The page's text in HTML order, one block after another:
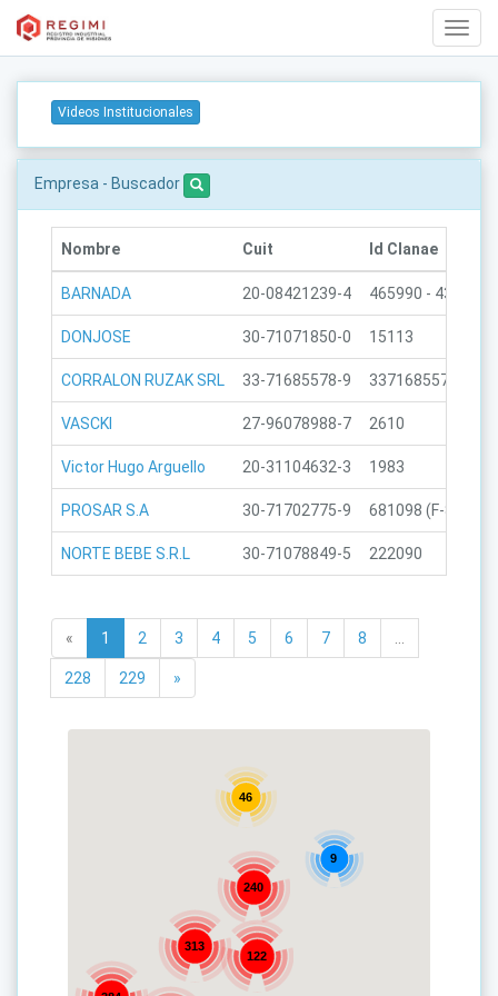
Videos Institucionales
Empresa - Buscador
Nombre Cuit Id Clanae
BARNADA 20-08421239-4 465990 - 439990
DONJOSE 30-71071850-0 15113
CORRALON RUZAK SRL 33-71685578-9 33716855789
VASCKI 27-96078988-7 2610
Victor Hugo Arguello 20-31104632-3 1983
PROSAR S.A 30-71702775-9 681098 (F-883)
NORTE BEBE S.R.L 30-71078849-5 222090
« 1 2 3 4 5 6 7 8
228 229 »
313
122
46
240
9